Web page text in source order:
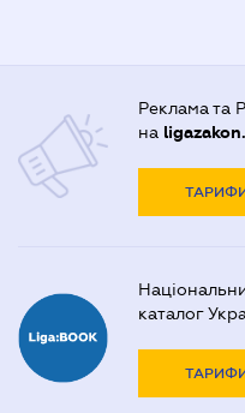
Реклама та
на
каталог